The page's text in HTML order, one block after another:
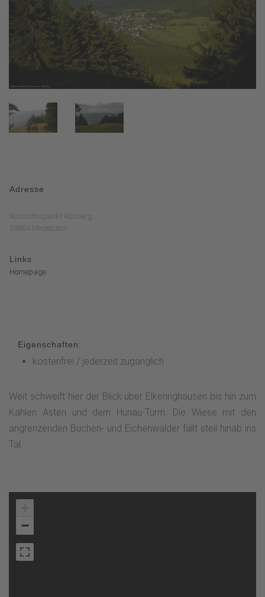
Adresse
Aussichtspunkt Rösberg
59964 Medebach
Links
Homepage
Eigenschaften:
kostenfrei / jederzeit zugänglich
Weit schweift hier der Blick über Elkeringhausen bis hin zum
Kahlen Asten und dem Hunau-Turm. Die Wiese mit den
angrenzenden Buchen- und Eichenwälder fällt steil hinab ins
Tal.
−